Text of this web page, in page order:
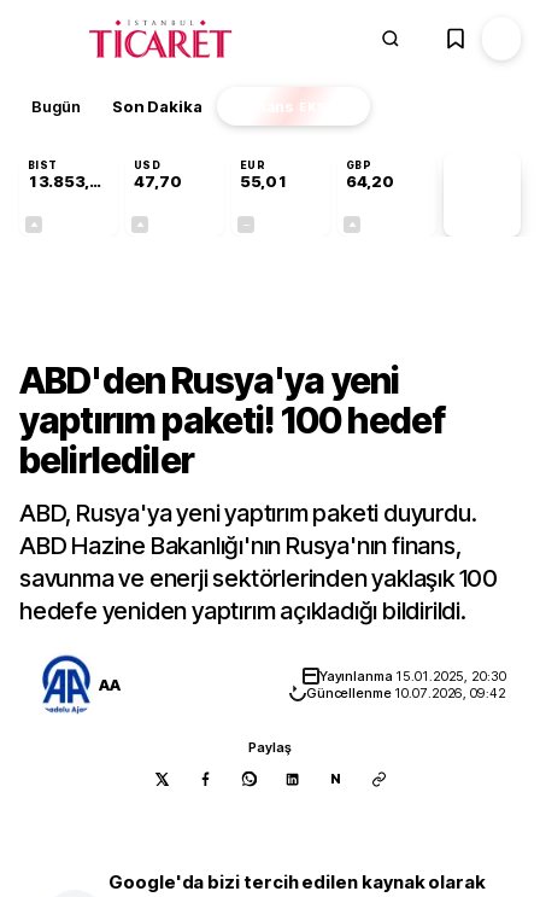
Bugün Son Dakika Finans EKSTRA
BIST
13.853,69
USD
47,70
EUR
55,01
GBP
64,20
ABD'den Rusya'ya yeni
yaptırım paketi! 100 hedef
belirlediler
ABD, Rusya'ya yeni yaptırım paketi duyurdu.
ABD Hazine Bakanlığı'nın Rusya'nın finans,
savunma ve enerji sektörlerinden yaklaşık 100
hedefe yeniden yaptırım açıkladığı bildirildi.
AA Yayınlanma 15.01.2025, 20:30
Güncellenme 10.07.2026, 09:42
Paylaş
N
Google'da bizi tercih edilen kaynak olarak